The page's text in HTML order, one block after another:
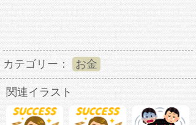
カテゴリー： お金
関連イラスト